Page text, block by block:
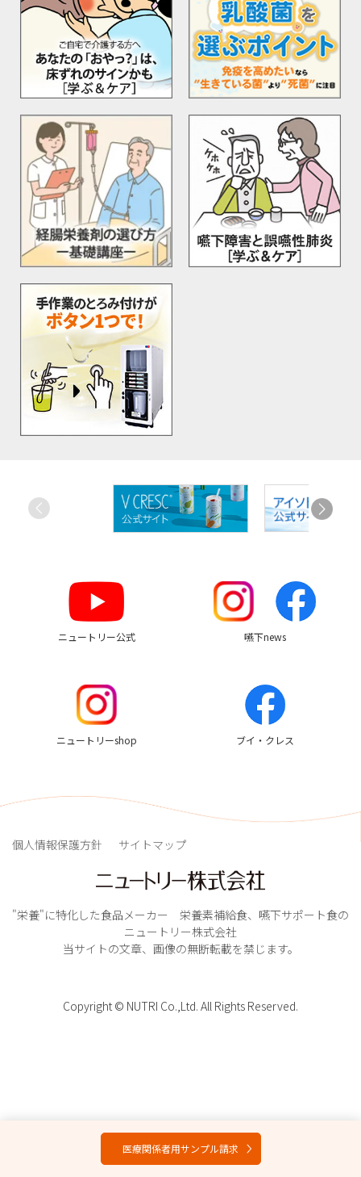
医療関係者用サンプル請求
ニュートリー公式 嚥下news
ニュートリーshop ブイ・クレス
"栄養"に特化した食品メーカー 栄養素補給食、嚥下サポート食の
ニュートリー株式会社
当サイトの文章、画像の無断転載を禁じます。
個人情報保護方針 サイトマップ
Copyright © NUTRI Co.,Ltd. All Rights Reserved.